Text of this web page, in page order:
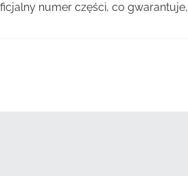
numer części, co gwarantuje,